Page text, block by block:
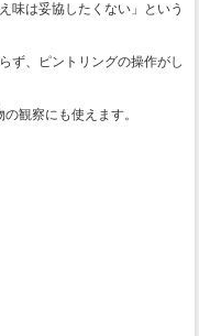
味は妥協したくない」という
ず、ピントリングの操作がし
観察にも使えます。